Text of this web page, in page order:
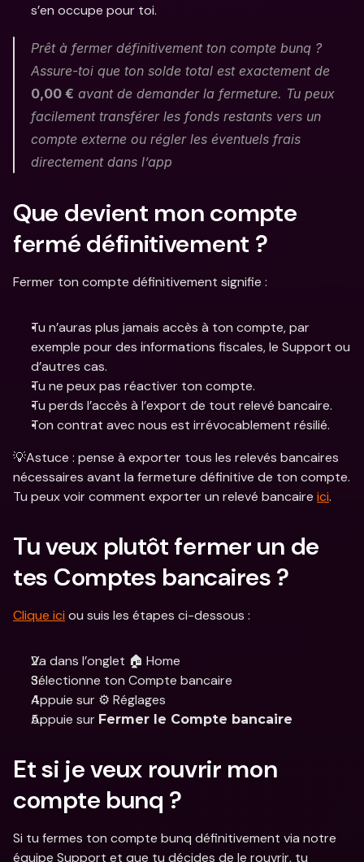
s’en occupe pour toi.
Prêt à fermer définitivement ton compte bunq ?
0,00 € avant de demander la fermeture. Tu peux
facilement transférer les fonds restants vers un
compte externe ou régler les éventuels frais
directement dans l’app
Que devient mon compte
fermé définitivement ?
Fermer ton compte définitivement signifie :
Tu n’auras plus jamais accès à ton compte, par
exemple pour des informations fiscales, le Support ou
d’autres cas.
Tu ne peux pas réactiver ton compte.
Tu perds l’accès à l’export de tout relevé bancaire.
Ton contrat avec nous est irrévocablement résilié.
💡Astuce : pense à exporter tous les relevés bancaires
nécessaires avant la fermeture définitive de ton compte.
Tu peux voir comment exporter un relevé bancaire ici.
Tu veux plutôt fermer un de
tes Comptes bancaires ?
Clique ici ou suis les étapes ci-dessous :
Va dans l’onglet 🏠 Home
Sélectionne ton Compte bancaire
Appuie sur ⚙️ Réglages
Appuie sur Fermer le Compte bancaire
Et si je veux rouvrir mon
compte bunq ?
Si tu fermes ton compte bunq définitivement via notre
équipe Support et que tu décides de le rouvrir, tu